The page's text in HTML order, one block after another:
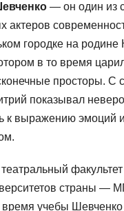
— он один из
актеров
городке на родине
в то время
просторы. С
показывал
к выражению эмоций
факультет
страны —
учебы